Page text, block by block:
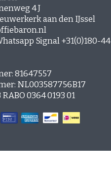
4 J
aan den IJssel
Signal +31(0)180-44
81647557
NL003587756B17
0364 0193 01